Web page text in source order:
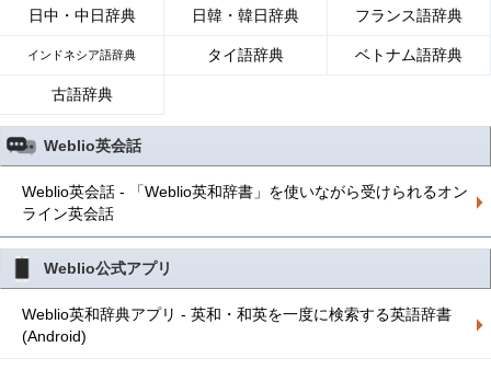
日中・中日辞典 日韓・韓日辞典 フランス語辞典
インドネシア語辞典 タイ語辞典 ベトナム語辞典
古語辞典
Weblio英会話
Weblio英会話 - 「Weblio英和辞書」を使いながら受けられるオン
ライン英会話
Weblio公式アプリ
Weblio英和辞典アプリ - 英和・和英を一度に検索する英語辞書
(Android)